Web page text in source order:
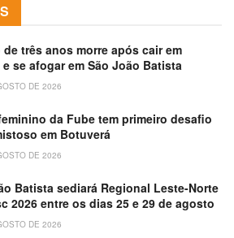
de três anos morre após cair em
se afogar em São João Batista
DE 2026
da Fube tem primeiro desafio
em Botuverá
DE 2026
Batista sediará Regional Leste-Norte
2026 entre os dias 25 e 29 de agosto
DE 2026